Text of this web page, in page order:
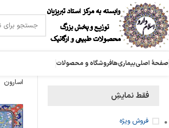
صفحۀ اصلیبیماری‌هافروشگاه و محصولات
فقط نمایشِ
فروش ویژه
اسارون